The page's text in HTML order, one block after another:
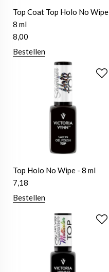
Top Coat Top Holo No Wipe
8 ml
8,00
Bestellen
Top Holo No Wipe - 8 ml
7,18
Bestellen